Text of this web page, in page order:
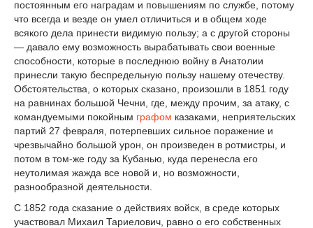
постоянным его наградам и повышениям по службе, потому
что всегда и везде он умел отличиться и в общем ходе
всякого дела принести видимую пользу; а с другой стороны
— давало ему возможность вырабатывать свои военные
способности, которые в последнюю войну в Анатолии
принесли такую беспредельную пользу нашему отечеству.
Обстоятельства, о которых сказано, произошли в 1851 году
на равнинах большой Чечни, где, между прочим, за атаку, с
командуемыми покойным графом казаками, неприятельских
партий 27 февраля, потерпевших сильное поражение и
чрезвычайно большой урон, он произведен в ротмистры, и
потом в том-же году за Кубанью, куда перенесла его
неутолимая жажда все новой и, но возможности,
разнообразной деятельности.
С 1852 года сказание о действиях войск, в среде которых
участвовал Михаил Тариелович, равно о его собственных